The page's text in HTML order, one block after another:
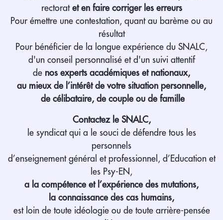
rectorat et en faire corriger les erreurs
Pour émettre une contestation, quant au barème ou au
résultat
Pour bénéficier de la longue expérience du SNALC,
d'un conseil personnalisé et d'un suivi attentif
de nos experts académiques et nationaux,
au mieux de l’intérêt de votre situation personnelle,
de célibataire, de couple ou de famille
Contactez le SNALC,
le syndicat qui a le souci de défendre tous les
personnels
d’enseignement général et professionnel, d’Education et
les Psy-EN,
a la compétence et l’expérience des mutations,
la connaissance des cas humains,
est loin de toute idéologie ou de toute arrière-pensée